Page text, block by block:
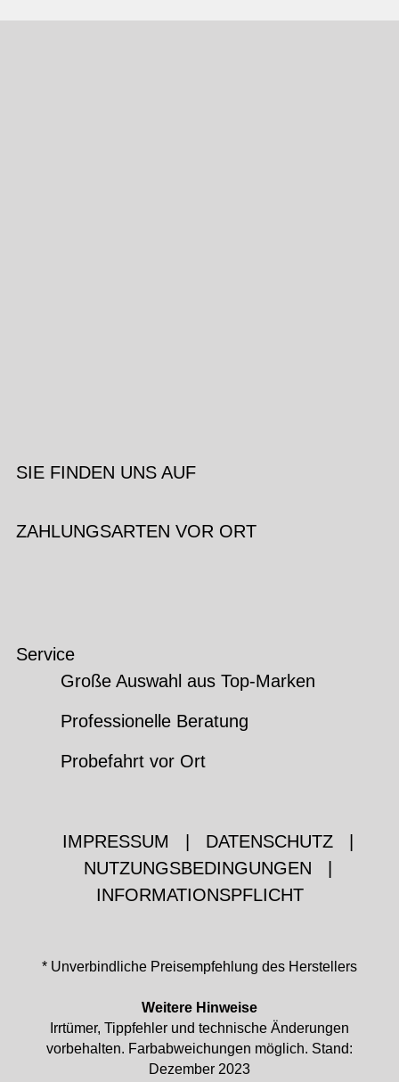
SIE FINDEN UNS AUF
ZAHLUNGSARTEN VOR ORT
Service
Große Auswahl aus Top-Marken
Professionelle Beratung
Probefahrt vor Ort
IMPRESSUM DATENSCHUTZ
NUTZUNGSBEDINGUNGEN
INFORMATIONSPFLICHT
* Unverbindliche Preisempfehlung des Herstellers
Weitere Hinweise
Irrtümer, Tippfehler und technische Änderungen
vorbehalten. Farbabweichungen möglich. Stand:
Dezember 2023